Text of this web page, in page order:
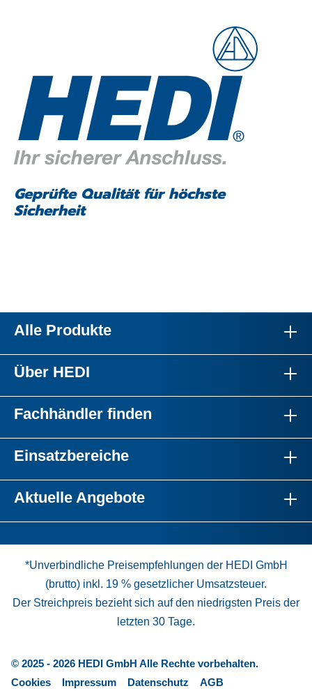
Geprüfte Qualität für höchste
Sicherheit
Alle Produkte
Über HEDI
Fachhändler finden
Einsatzbereiche
Aktuelle Angebote
*Unverbindliche Preisempfehlungen der HEDI GmbH
(brutto) inkl. 19 % gesetzlicher Umsatzsteuer.
Der Streichpreis bezieht sich auf den niedrigsten Preis der
letzten 30 Tage.
© 2025 - 2026 HEDI GmbH Alle Rechte vorbehalten.
Cookies
Impressum Datenschutz AGB